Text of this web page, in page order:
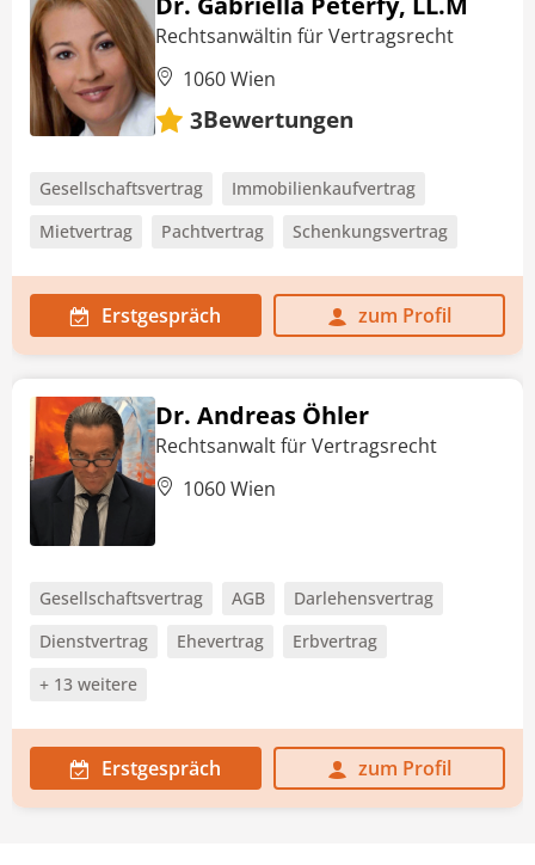
Rechtsanwältin für Vertragsrecht
1060 Wien
3Bewertungen
Gesellschaftsvertrag
Immobilienkaufvertrag
Mietvertrag
Pachtvertrag Schenkungsvertrag
Erstgespräch zum Profil
Dr. Andreas Öhler
Rechtsanwalt für Vertragsrecht
1060 Wien
Gesellschaftsvertrag AGB
Darlehensvertrag
Dienstvertrag
Ehevertrag
Erbvertrag
+ 13 weitere
Erstgespräch zum Profil